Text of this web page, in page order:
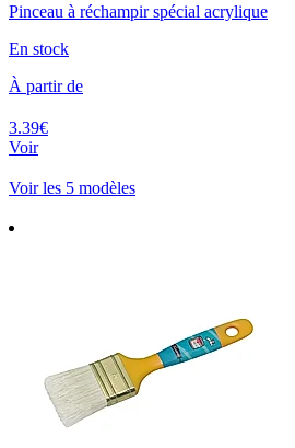
Pinceau à réchampir spécial acrylique
En stock
À partir de
3.39€
Voir
Voir les 5 modèles